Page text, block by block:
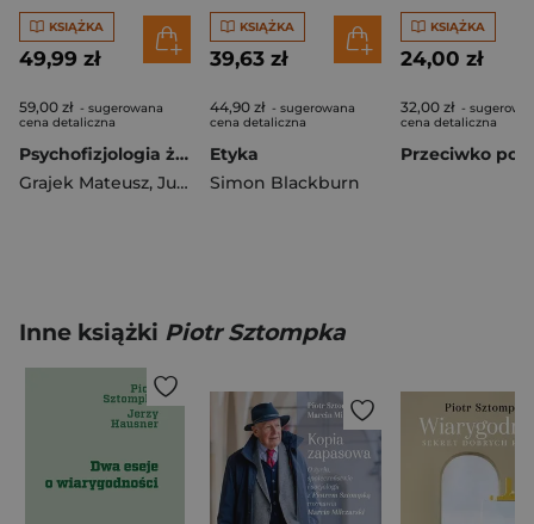
KSIĄŻKA
49,99 zł
59,00 zł - sugerowana
cena detaliczna
Psychofizjologia życia codziennego
Grajek Mateusz, Jurys Tomasz
KSIĄŻKA
39,63 zł
44,90 zł - sugerowana
cena detaliczna
Etyka
Simon Blackburn
KSIĄŻKA
24,00 zł
32,00 zł -
cena detaliczna
Inne książki Piotr Sztompka